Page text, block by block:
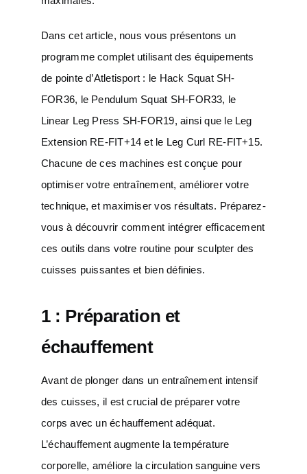
Dans cet article, nous vous présentons un
programme complet utilisant des équipements
de pointe d’Atletisport : le Hack Squat SH-
FOR36, le Pendulum Squat SH-FOR33, le
Linear Leg Press SH-FOR19, ainsi que le Leg
Extension RE-FIT+14 et le Leg Curl RE-FIT+15.
Chacune de ces machines est conçue pour
optimiser votre entraînement, améliorer votre
technique, et maximiser vos résultats. Préparez-
vous à découvrir comment intégrer efficacement
ces outils dans votre routine pour sculpter des
cuisses puissantes et bien définies.
1 : Préparation et
échauffement
Avant de plonger dans un entraînement intensif
des cuisses, il est crucial de préparer votre
corps avec un échauffement adéquat.
L’échauffement augmente la température
corporelle, améliore la circulation sanguine vers